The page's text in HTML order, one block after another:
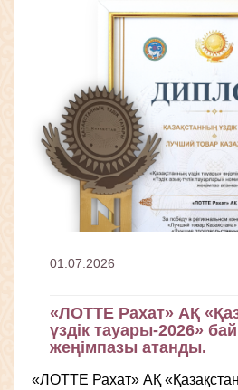
01.07.2026
«ЛОТТЕ Рахат» АҚ
үздік тауары-2026»
жеңімпазы атанды.
«ЛОТТЕ Рахат» АҚ